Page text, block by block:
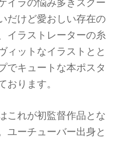
イラの悩み多きスクー
だけど愛おしい存在の
イラストレーターの⽷
ィットなイラストとと
でキュートな本ポスタ
おります。
これが初監督作品とな
ユーチューバー出⾝と